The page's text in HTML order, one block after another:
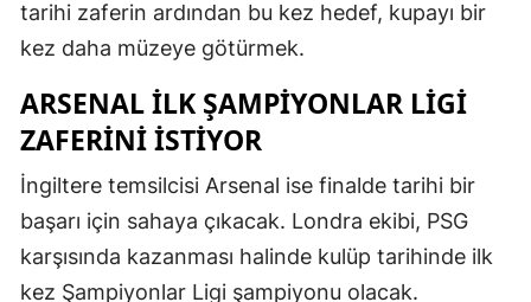
tarihi zaferin ardından bu kez hedef, kupayı bir
kez daha müzeye götürmek.
ARSENAL ILK ŞAMPIYONLAR LIGI
ZAFERINI ISTIYOR
İngiltere temsilcisi Arsenal ise finalde tarihi bir
başarı için sahaya çıkacak. Londra ekibi, PSG
karşısında kazanması halinde kulüp tarihinde ilk
kez Şampiyonlar Ligi şampiyonu olacak.